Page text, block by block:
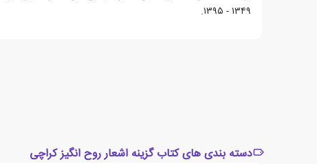
۱۳۴۹ - ۱۳۹۵.
دسته بندی های کتاب گزینه اشعار روح انگیز کراچی